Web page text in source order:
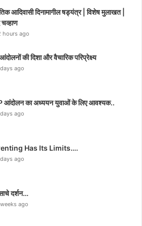
आदिवासी दिनामागील षड्यंत्र | विशेष मुलाखत |
hours ago
की दिशा और वैचारिक परिप्रेक्ष्य
ago
आंदोलन का अध्ययन युवाओं के लिए आवश्यक..
ago
Has Its Limits….
ago
दर्शन…
ago